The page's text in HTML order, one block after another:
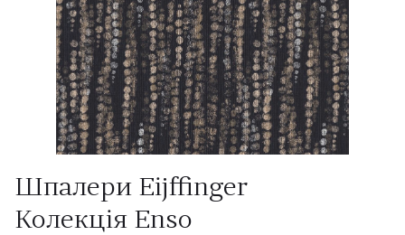
Шпалери Eijffinger
Колекція Enso